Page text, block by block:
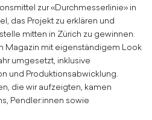
zur «Durchmesserlinie» in
das Projekt zu erklären und
mitten in Zürich zu gewinnen.
Magazin mit eigenständigem Look
umgesetzt, inklusive
und Produktionsabwicklung.
die wir aufzeigten, kamen
Pendler:innen sowie